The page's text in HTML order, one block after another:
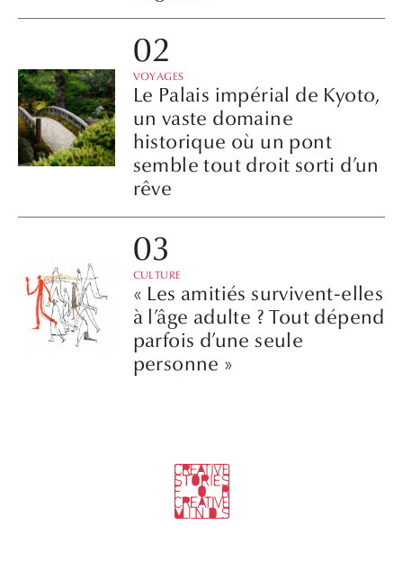
VOYAGES
Le Palais impérial de Kyoto,
un vaste domaine
historique où un pont
semble tout droit sorti d’un
rêve
CULTURE
« Les amitiés survivent-elles
à l’âge adulte ? Tout dépend
parfois d’une seule
personne »